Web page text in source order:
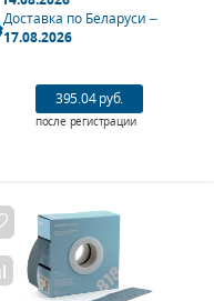
Доставка по Беларуси –
17.08.2026
395.04 руб.
после регистрации